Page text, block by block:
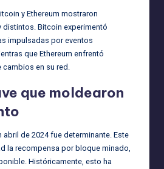
y Ethereum mostraron
Bitcoin experimentó
impulsadas por eventos
que Ethereum enfrentó
en su red.
que moldearon
abril de 2024 fue determinante. Este
la recompensa por bloque minado,
Históricamente, esto ha